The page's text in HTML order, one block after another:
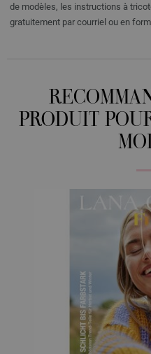
de modèles, les instructions à
gratuitement par courriel ou en
PRODUIT